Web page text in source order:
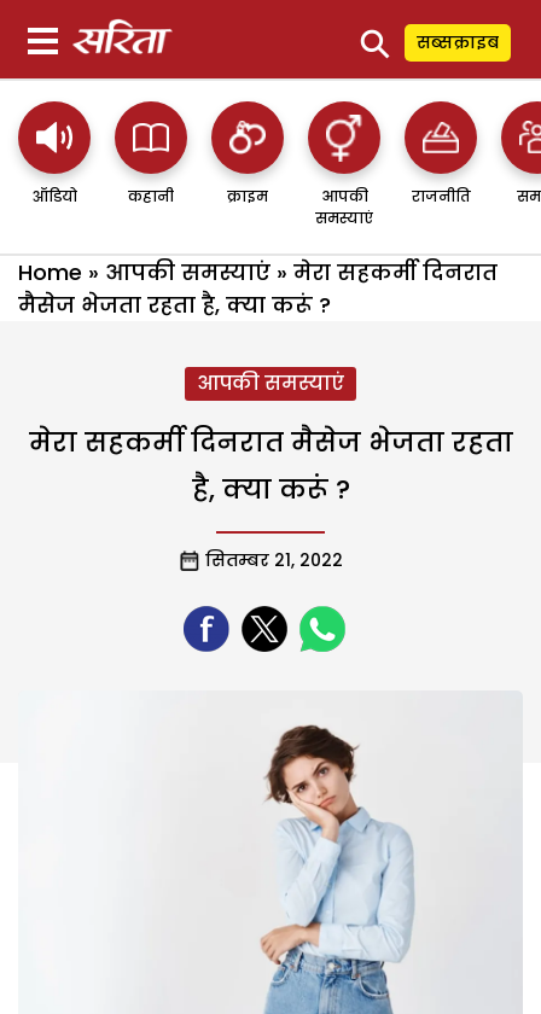
⚲ सब्सक्राइब
ऑडियो कहानी क्राइम
आपकी
समस्याएं
राजनीति
Home » आपकी समस्याएं » मेरा सहकर्मी दिनरात
मैसेज भेजता रहता है, क्या करूं ?
आपकी समस्याएं
मेरा सहकर्मी दिनरात मैसेज भेजता रहता
है, क्या करूं ?
सितम्बर 21, 2022